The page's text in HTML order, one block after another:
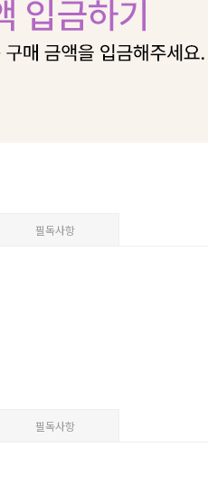
필독사항
필독사항